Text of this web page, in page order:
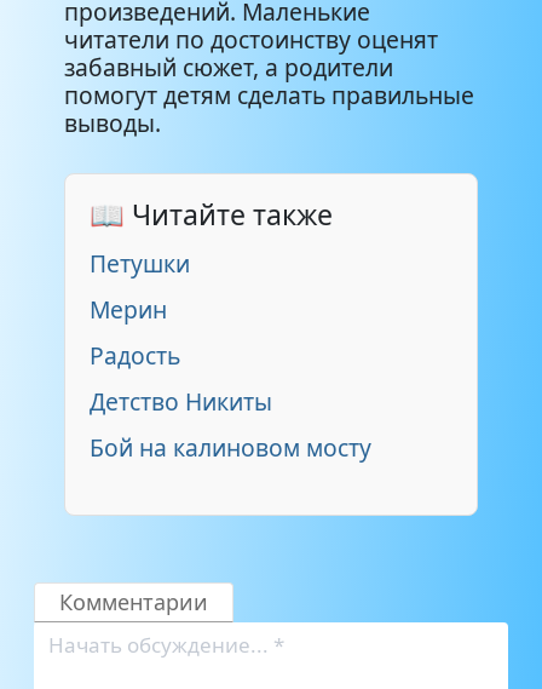
произведений. Маленькие
читатели по достоинству оценят
забавный сюжет, а родители
помогут детям сделать правильные
выводы.
📖 Читайте также
Петушки
Мерин
Радость
Детство Никиты
Бой на калиновом мосту
Комментарии